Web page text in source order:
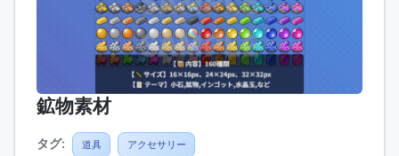
鉱物素材
タグ: 道具 アクセサリー